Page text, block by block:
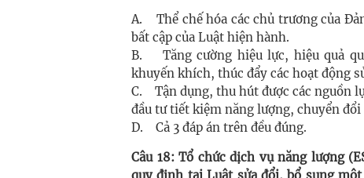
A. Thể chế hóa các chủ trương của
bất cập của Luật hiện hành.
B. Tăng cường hiệu lực, hiệu quả
khuyến khích, thúc đẩy các hoạt động
C. Tận dụng, thu hút được các nguồn
đầu tư tiết kiệm năng lượng, chuyển
D. Cả 3 đáp án trên đều đúng.
Câu 18: Tổ chức dịch vụ năng lượng